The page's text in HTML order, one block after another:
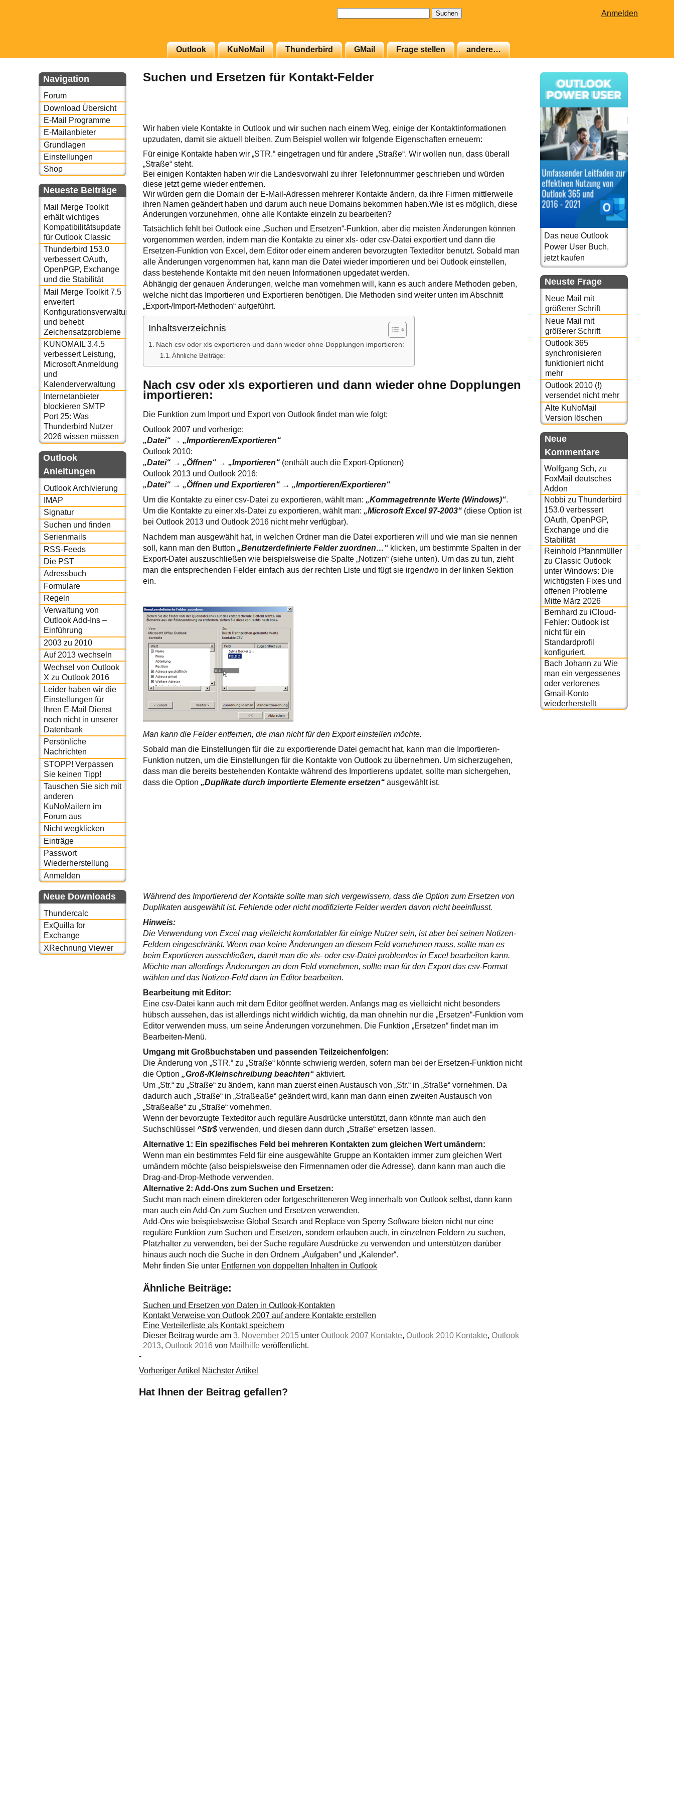
Anmelden
Outlook KuNoMail Thunderbird GMail Frage stellen andere…
Navigation
Forum
Download Übersicht
E-Mail Programme
E-Mailanbieter
Grundlagen
Einstellungen
Shop
Neueste Beiträge
Mail Merge Toolkit
erhält wichtiges
Kompatibilitätsupdate
für Outlook Classic
Thunderbird 153.0
verbessert OAuth,
OpenPGP, Exchange
und die Stabilität
Mail Merge Toolkit 7.5
erweitert
Konfigurationsverwaltung
und behebt
Zeichensatzprobleme
KUNOMAIL 3.4.5
verbessert Leistung,
Microsoft Anmeldung
und
Kalenderverwaltung
Internetanbieter
blockieren SMTP
Port 25: Was
Thunderbird Nutzer
2026 wissen müssen
Outlook
Anleitungen
Outlook Archivierung
IMAP
Signatur
Suchen und finden
Serienmails
RSS-Feeds
Die PST
Adressbuch
Formulare
Regeln
Verwaltung von
Outlook Add-Ins –
Einführung
2003 zu 2010
Auf 2013 wechseln
Wechsel von Outlook
X zu Outlook 2016
Leider haben wir die
Einstellungen für
Ihren E-Mail Dienst
noch nicht in unserer
Datenbank
Persönliche
Nachrichten
STOPP! Verpassen
Sie keinen Tipp!
Tauschen Sie sich mit
anderen
KuNoMailern im
Forum aus
Nicht wegklicken
Einträge
Passwort
Wiederherstellung
Anmelden
Neue Downloads
Thundercalc
ExQuilla for
Exchange
XRechnung Viewer
Suchen und Ersetzen für Kontakt-Felder
Wir haben viele Kontakte in Outlook und wir suchen nach einem Weg, einige der Kontaktinformationen
upzudaten, damit sie aktuell bleiben. Zum Beispiel wollen wir folgende Eigenschaften erneuern:
Für einige Kontakte haben wir „STR.“ eingetragen und für andere „Straße“. Wir wollen nun, dass überall
„Straße“ steht.
Bei einigen Kontakten haben wir die Landesvorwahl zu ihrer Telefonnummer geschrieben und würden
diese jetzt gerne wieder entfernen.
Wir würden gern die Domain der E-Mail-Adressen mehrerer Kontakte ändern, da ihre Firmen mittlerweile
ihren Namen geändert haben und darum auch neue Domains bekommen haben.Wie ist es möglich, diese
Änderungen vorzunehmen, ohne alle Kontakte einzeln zu bearbeiten?
Tatsächlich fehlt bei Outlook eine „Suchen und Ersetzen“-Funktion, aber die meisten Änderungen können
vorgenommen werden, indem man die Kontakte zu einer xls- oder csv-Datei exportiert und dann die
Ersetzen-Funktion von Excel, dem Editor oder einem anderen bevorzugten Texteditor benutzt. Sobald man
alle Änderungen vorgenommen hat, kann man die Datei wieder importieren und bei Outlook einstellen,
dass bestehende Kontakte mit den neuen Informationen upgedatet werden.
Abhängig der genauen Änderungen, welche man vornehmen will, kann es auch andere Methoden geben,
welche nicht das Importieren und Exportieren benötigen. Die Methoden sind weiter unten im Abschnitt
„Export-/Import-Methoden“ aufgeführt.
Inhaltsverzeichnis
Nach csv oder xls exportieren und dann wieder ohne Dopplungen importieren:
Ähnliche Beiträge:
Nach csv oder xls exportieren und dann wieder ohne Dopplungen
importieren:
Die Funktion zum Import und Export von Outlook findet man wie folgt:
Outlook 2007 und vorherige:
„Datei“ → „Importieren/Exportieren“
Outlook 2010:
„Datei“ → „Öffnen“ → „Importieren“ (enthält auch die Export-Optionen)
Outlook 2013 und Outlook 2016:
„Datei“ → „Öffnen und Exportieren“ → „Importieren/Exportieren“
Um die Kontakte zu einer csv-Datei zu exportieren, wählt man:„Kommagetrennte Werte (Windows)“.
Um die Kontakte zu einer xls-Datei zu exportieren, wählt man:„Microsoft Excel 97-2003“ (diese Option ist
bei Outlook 2013 und Outlook 2016 nicht mehr verfügbar).
Nachdem man ausgewählt hat, in welchen Ordner man die Datei exportieren will und wie man sie nennen
soll, kann man den Button„Benutzerdefinierte Felder zuordnen…“ klicken, um bestimmte Spalten in der
Export-Datei auszuschließen wie beispielsweise die Spalte „Notizen“ (siehe unten). Um das zu tun, zieht
man die entsprechenden Felder einfach aus der rechten Liste und fügt sie irgendwo in der linken Sektion
ein.
Man kann die Felder entfernen, die man nicht für den Export einstellen möchte.
Sobald man die Einstellungen für die zu exportierende Datei gemacht hat, kann man die Importieren-
Funktion nutzen, um die Einstellungen für die Kontakte von Outlook zu übernehmen. Um sicherzugehen,
dass man die bereits bestehenden Kontakte während des Importierens updatet, sollte man sichergehen,
dass die Option„Duplikate durch importierte Elemente ersetzen“ ausgewählt ist.
Während des Importierend der Kontakte sollte man sich vergewissern, dass die Option zum Ersetzen von
Duplikaten ausgewählt ist. Fehlende oder nicht modifizierte Felder werden davon nicht beeinflusst.
Hinweis:
Die Verwendung von Excel mag vielleicht komfortabler für einige Nutzer sein, ist aber bei seinen Notizen-
Feldern eingeschränkt. Wenn man keine Änderungen an diesem Feld vornehmen muss, sollte man es
beim Exportieren ausschließen, damit man die xls- oder csv-Datei problemlos in Excel bearbeiten kann.
Möchte man allerdings Änderungen an dem Feld vornehmen, sollte man für den Export das csv-Format
wählen und das Notizen-Feld dann im Editor bearbeiten.
Bearbeitung mit Editor:
Eine csv-Datei kann auch mit dem Editor geöffnet werden. Anfangs mag es vielleicht nicht besonders
hübsch aussehen, das ist allerdings nicht wirklich wichtig, da man ohnehin nur die „Ersetzen“-Funktion vom
Editor verwenden muss, um seine Änderungen vorzunehmen. Die Funktion „Ersetzen“ findet man im
Bearbeiten-Menü.
Umgang mit Großbuchstaben und passenden Teilzeichenfolgen:
Die Änderung von „STR.“ zu „Straße“ könnte schwierig werden, sofern man bei der Ersetzen-Funktion nicht
die Option„Groß-/Kleinschreibung beachten“ aktiviert.
Um „Str.“ zu „Straße“ zu ändern, kann man zuerst einen Austausch von „Str.“ in „Straße“ vornehmen. Da
dadurch auch „Straße“ in „Straßeaße“ geändert wird, kann man dann einen zweiten Austausch von
„Straßeaße“ zu „Straße“ vornehmen.
Wenn der bevorzugte Texteditor auch reguläre Ausdrücke unterstützt, dann könnte man auch den
Suchschlüssel^Str$ verwenden, und diesen dann durch „Straße“ ersetzen lassen.
Alternative 1: Ein spezifisches Feld bei mehreren Kontakten zum gleichen Wert umändern:
Wenn man ein bestimmtes Feld für eine ausgewählte Gruppe an Kontakten immer zum gleichen Wert
umändern möchte (also beispielsweise den Firmennamen oder die Adresse), dann kann man auch die
Drag-and-Drop-Methode verwenden.
Alternative 2: Add-Ons zum Suchen und Ersetzen:
Sucht man nach einem direkteren oder fortgeschritteneren Weg innerhalb von Outlook selbst, dann kann
man auch ein Add-On zum Suchen und Ersetzen verwenden.
Add-Ons wie beispielsweise Global Search and Replace von Sperry Software bieten nicht nur eine
reguläre Funktion zum Suchen und Ersetzen, sondern erlauben auch, in einzelnen Feldern zu suchen,
Platzhalter zu verwenden, bei der Suche reguläre Ausdrücke zu verwenden und unterstützen darüber
hinaus auch noch die Suche in den Ordnern „Aufgaben“ und „Kalender“.
Mehr finden Sie unter Entfernen von doppelten Inhalten in Outlook
Ähnliche Beiträge:
Suchen und Ersetzen von Daten in Outlook-Kontakten
Kontakt Verweise von Outlook 2007 auf andere Kontakte erstellen
Eine Verteilerliste als Kontakt speichern
Dieser Beitrag wurde am3. November 2015 unterOutlook 2007 Kontakte,Outlook 2010 Kontakte,Outlook
2013,Outlook 2016 von Mailhilfe veröffentlicht.
-
Vorheriger Artikel Nächster Artikel
Hat Ihnen der Beitrag gefallen?
Das neue Outlook
Power User Buch,
jetzt kaufen
Neuste Frage
Neue Mail mit
größerer Schrift
Neue Mail mit
größerer Schrift
Outlook 365
synchronisieren
funktioniert nicht
mehr
Outlook 2010 (!)
versendet nicht mehr
Alte KuNoMail
Version löschen
Neue
Kommentare
Wolfgang Sch, zu
FoxMail deutsches
Addon
Nobbi zu Thunderbird
153.0 verbessert
OAuth, OpenPGP,
Exchange und die
Stabilität
Reinhold Pfannmüller
zu Classic Outlook
unter Windows: Die
wichtigsten Fixes und
offenen Probleme
Mitte März 2026
Bernhard zu iCloud-
Fehler: Outlook ist
nicht für ein
Standardprofil
konfiguriert.
Bach Johann zu Wie
man ein vergessenes
oder verlorenes
Gmail-Konto
wiederherstellt
oder auch